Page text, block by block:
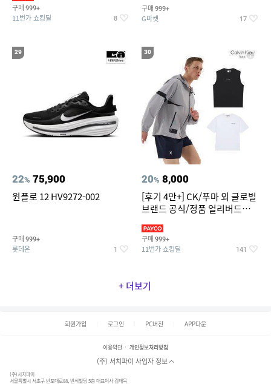
구매 999+
11번가 쇼킹딜 8
구매 999+
G마켓 17
29
22% 75,900
윈플로 12 HV9272-002
구매 999+
롯데온 1
30
20% 8,000
[후기 4만+] CK/푸마 외 글로벌
브랜드 공식/정품 얼리버드
구매 999+
11번가 쇼킹딜 141
+ 더보기
회원가입 로그인 PC버전 APP다운
이용약관 개인정보처리방침
(주) 서치파이 사업자 정보
(주)서치파이
서울특별시 서초구 반포대로88, 반석빌딩 5층 대표이사 김태묵